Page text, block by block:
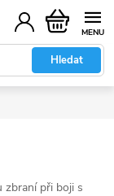
Hledat
Nákupní
košík
zbraní při boji s